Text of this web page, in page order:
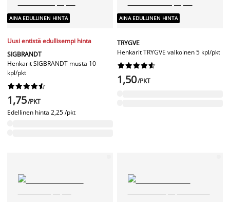
AINA EDULLINEN HINTA
Uusi entistä edullisempi hinta
SIGBRANDT
Henkarit SIGBRANDT musta 10
kpl/pkt






1,75/PKT
Edellinen hinta 2,25 /pkt
AINA EDULLINEN HINTA
TRYGVE
Henkarit TRYGVE valkoinen 5 kpl/pkt






1,50/PKT